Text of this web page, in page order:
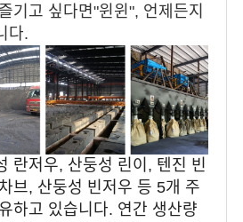
기고 싶다면"윈윈", 언제든지
다.
란저우, 산둥성 린이, 텐진 빈
브, 산둥성 빈저우 등 5개 주
하고 있습니다. 연간 생산량